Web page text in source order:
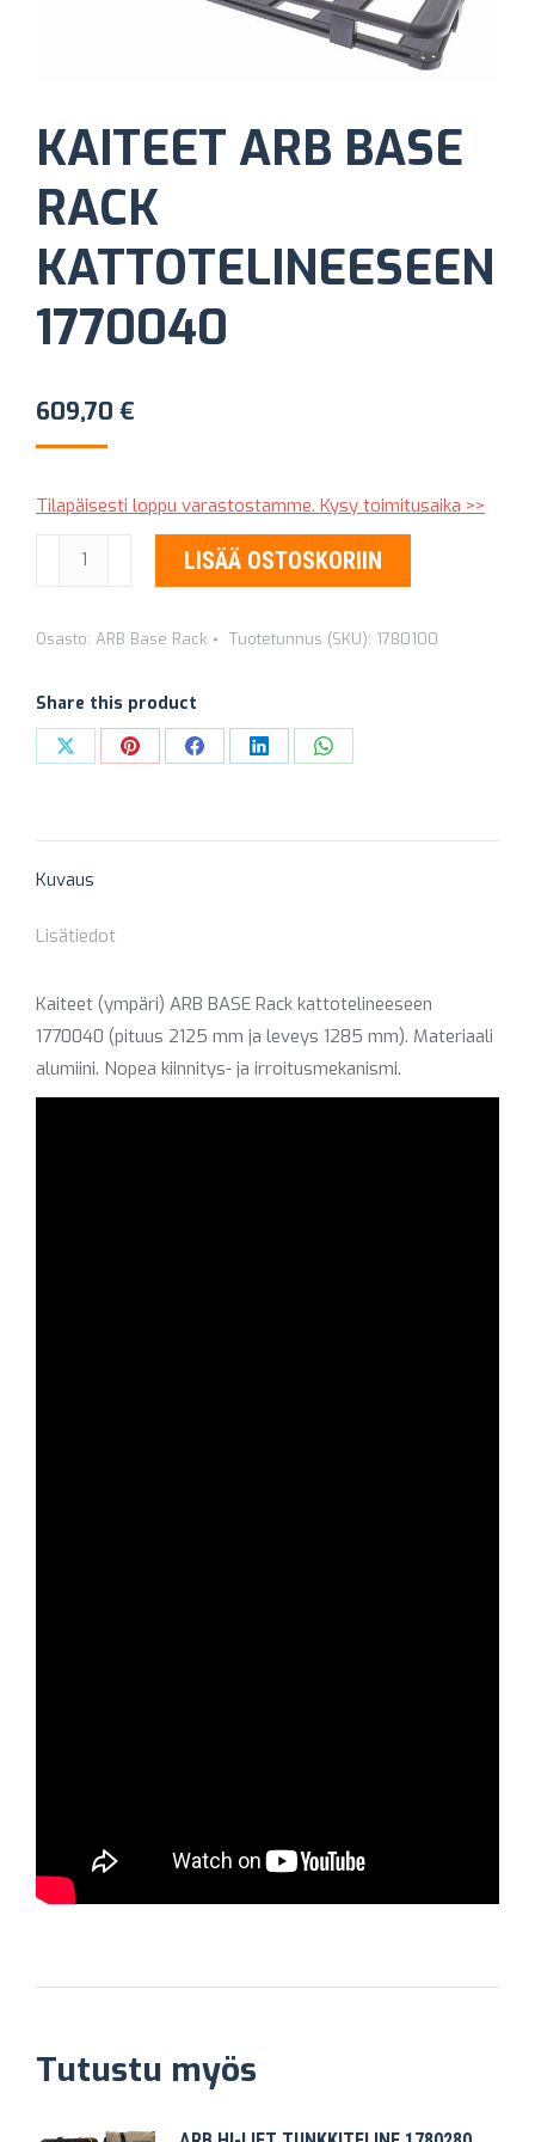
KAITEET ARB BASE
RACK
KATTOTELINEESEEN
1770040
609,70 €
Tilapäisesti loppu varastostamme. Kysy toimitusaika >>
KAITEET
RACK
1770040
määrä
LISÄÄ OSTOSKORIIN
Osasto: ARB Base Rack Tuotetunnus (SKU): 1780100
Share this product
Share Share Share Share Share
Kuvaus
Lisätiedot
Kaiteet (ympäri) ARB BASE Rack kattotelineeseen
1770040 (pituus 2125 mm ja leveys 1285 mm). Materiaali
alumiini. Nopea kiinnitys- ja irroitusmekanismi.
Tutustu myös